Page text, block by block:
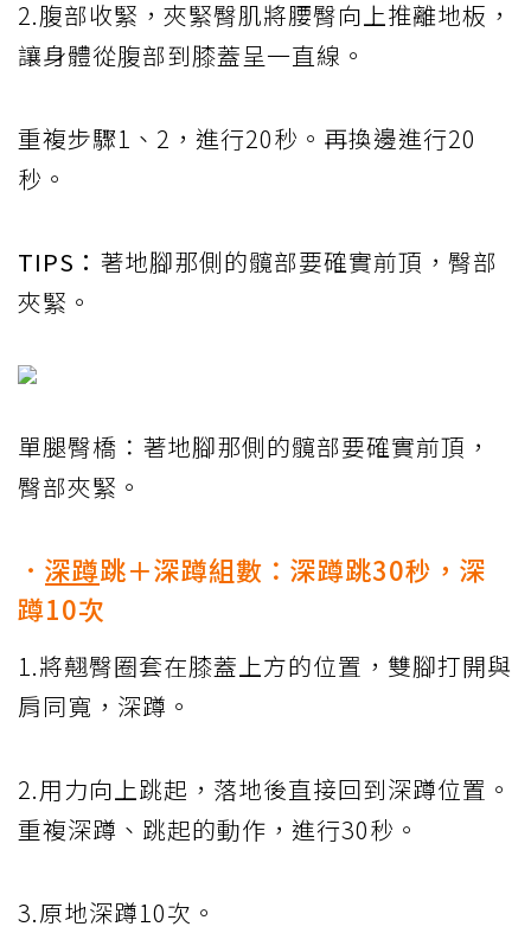
2.腹部收緊，夾緊臀肌將腰臀向上推離地板，
讓身體從腹部到膝蓋呈一直線。
重複步驟1、2，進行20秒。再換邊進行20
秒。
TIPS： 著地腳那側的髖部要確實前頂，臀部
夾緊。
單腿臀橋：著地腳那側的髖部要確實前頂，
臀部夾緊。
． 深蹲跳＋深蹲組數：深蹲跳30秒，深
蹲10次
1.將翹臀圈套在膝蓋上方的位置，雙腳打開與
肩同寬，深蹲。
2.用力向上跳起，落地後直接回到深蹲位置。
重複深蹲、跳起的動作，進行30秒。
3.原地深蹲10次。